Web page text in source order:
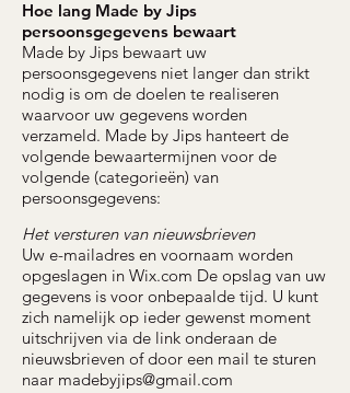
Hoe lang Made by Jips
persoonsgegevens bewaart
Made by Jips bewaart uw
persoonsgegevens niet langer dan strikt
nodig is om de doelen te realiseren
waarvoor uw gegevens worden
verzameld. Made by Jips hanteert de
volgende bewaartermijnen voor de
volgende (categorieën) van
persoonsgegevens:
Het versturen van nieuwsbrieven
Uw e-mailadres en voornaam worden
opgeslagen in Wix.com De opslag van uw
gegevens is voor onbepaalde tijd. U kunt
zich namelijk op ieder gewenst moment
uitschrijven via de link onderaan de
nieuwsbrieven of door een mail te sturen
naar madebyjips@gmail.com